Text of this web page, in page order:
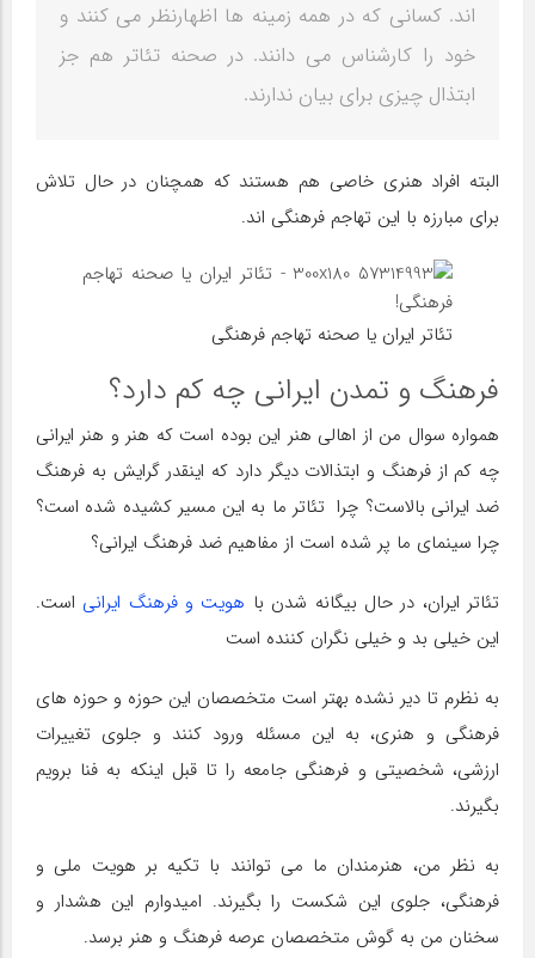
اند. کسانی که در همه زمینه ها اظهارنظر می کنند و
خود را کارشناس می دانند. در صحنه تئاتر هم جز
ابتذال چیزی برای بیان ندارند.
البته افراد هنری خاصی هم هستند که همچنان در حال تلاش
برای مبارزه با این تهاجم فرهنگی اند.
تئاتر ایران یا صحنه تهاجم فرهنگی
فرهنگ و تمدن ایرانی چه کم دارد؟
همواره سوال من از اهالی هنر این بوده است که هنر و هنر ایرانی
چه کم از فرهنگ و ابتذالات دیگر دارد که اینقدر گرایش به فرهنگ
ضد ایرانی بالاست؟ چرا تئاتر ما به این مسیر کشیده شده است؟
چرا سینمای ما پر شده است از مفاهیم ضد فرهنگ ایرانی؟
تئاتر ایران، در حال بیگانه شدن با هویت و فرهنگ ایرانی است.
این خیلی بد و خیلی نگران کننده است
به نظرم تا دیر نشده بهتر است متخصصان این حوزه و حوزه های
فرهنگی و هنری، به این مسئله ورود کنند و جلوی تغییرات
ارزشی، شخصیتی و فرهنگی جامعه را تا قبل اینکه به فنا برویم
بگیرند.
به نظر من، هنرمندان ما می توانند با تکیه بر هویت ملی و
فرهنگی، جلوی این شکست را بگیرند. امیدوارم این هشدار و
سخنان من به گوش متخصصان عرصه فرهنگ و هنر برسد.